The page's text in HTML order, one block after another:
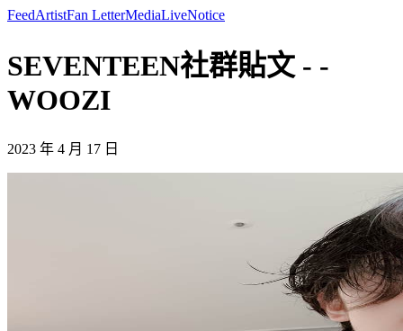
FeedArtistFan LetterMediaLiveNotice
SEVENTEEN社群貼文 - -
WOOZI
2023 年 4 月 17 日